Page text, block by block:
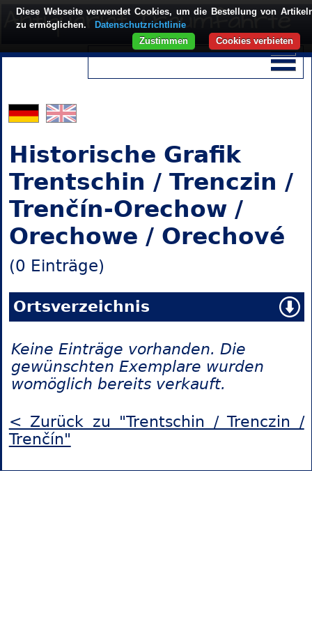
Historische Grafik
Trentschin / Trenczin /
Trenčín-Orechow /
Orechowe / Orechové
(0 Einträge)
Ortsverzeichnis
Keine Einträge vorhanden. Die
gewünschten Exemplare wurden
womöglich bereits verkauft.
< Zurück zu "Trentschin / Trenczin /
Trenčín"
Diese Webseite verwendet Cookies, um die Bestellung von
zu ermöglichen.
Datenschutzrichtlinie
Cookies verbieten
Zustimmen